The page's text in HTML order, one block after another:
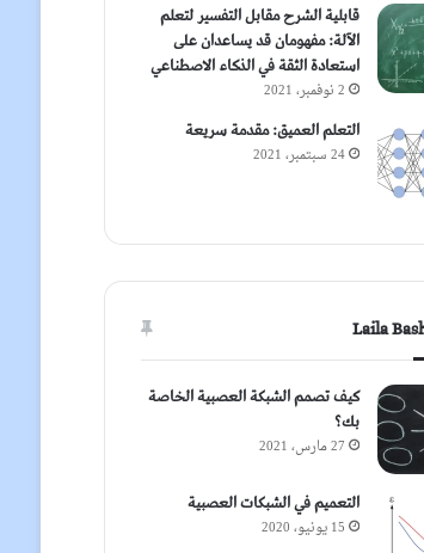
قابلية الشرح مقابل التفسير لتعلم
الآلة: مفهومان قد يساعدان على
استعادة الثقة في الذكاء الاصطناعي
2 نوفمبر، 2021
التعلم العميق: مقدمة سريعة
24 سبتمبر، 2021
كيف تصمم الشبكة العصبية الخاصة
بك؟
27 مارس، 2021
التعميم في الشبكات العصبية
15 يونيو، 2020